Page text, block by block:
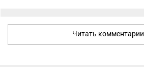
Читать комментарии